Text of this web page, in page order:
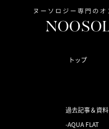
トップ
過去記事＆資料
AQUA FLAT